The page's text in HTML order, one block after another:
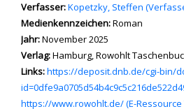
Verfasser:Suche nach diesem
Kopetzky, Steffen
Medienkennzeichen:Roman
Jahr:November 2025
Verlag:Hamburg, Rowohlt
opens in new tab
Links:Diesen Link in neuem Tab
https://deposit.dnb.de/cgi-bin/
https://www.rowohlt.de/ (E-Ressource